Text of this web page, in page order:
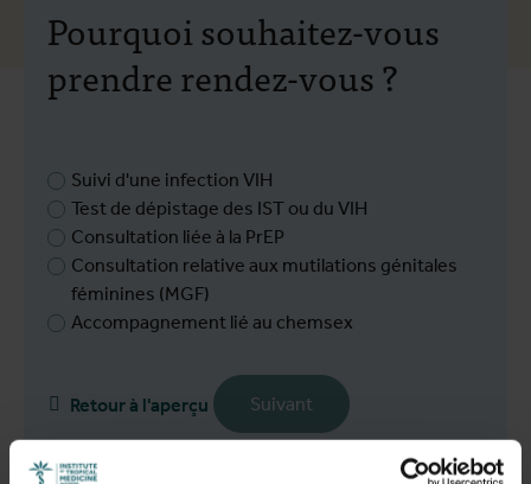
Pourquoi souhaitez-vous
prendre rendez-vous ?
Suivi d'une infection VIH
Test de dépistage des IST ou du VIH
Consultation liée à la PrEP
Consultation relative aux mutilations génitales
féminines (MGF)
Accompagnement lié au chemsex
Retour à l'aperçu Suivant